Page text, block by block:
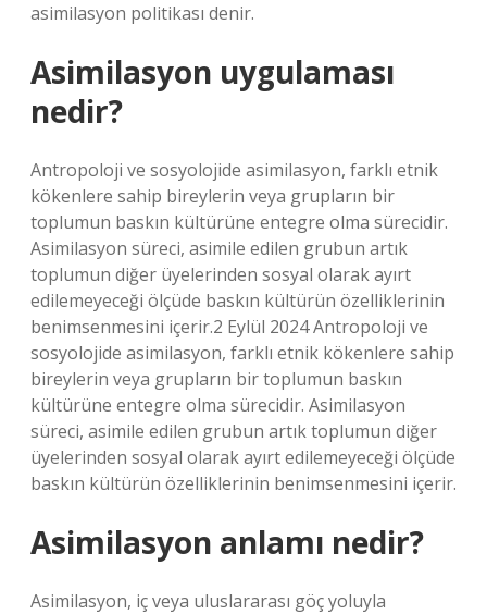
asimilasyon politikası denir.
Asimilasyon uygulaması
nedir?
Antropoloji ve sosyolojide asimilasyon, farklı etnik
kökenlere sahip bireylerin veya grupların bir
toplumun baskın kültürüne entegre olma sürecidir.
Asimilasyon süreci, asimile edilen grubun artık
toplumun diğer üyelerinden sosyal olarak ayırt
edilemeyeceği ölçüde baskın kültürün özelliklerinin
benimsenmesini içerir.2 Eylül 2024 Antropoloji ve
sosyolojide asimilasyon, farklı etnik kökenlere sahip
bireylerin veya grupların bir toplumun baskın
kültürüne entegre olma sürecidir. Asimilasyon
süreci, asimile edilen grubun artık toplumun diğer
üyelerinden sosyal olarak ayırt edilemeyeceği ölçüde
baskın kültürün özelliklerinin benimsenmesini içerir.
Asimilasyon anlamı nedir?
Asimilasyon, iç veya uluslararası göç yoluyla